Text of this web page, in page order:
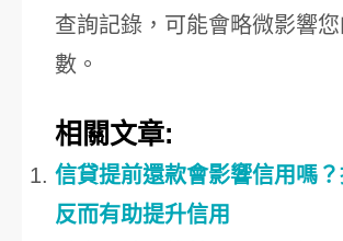
查詢記錄，可能會略微影響
數。
相關文章:
信貸提前還款會影響信用嗎
反而有助提升信用